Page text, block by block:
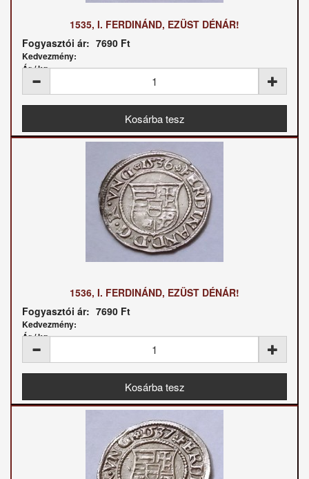
1535, I. FERDINÁND, EZÜST DÉNÁR!
Fogyasztói ár: 7690 Ft
Kedvezmény:
Ár / kg:
1536, I. FERDINÁND, EZÜST DÉNÁR!
Fogyasztói ár: 7690 Ft
Kedvezmény:
Ár / kg: